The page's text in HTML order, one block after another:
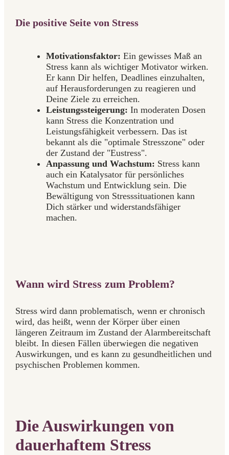
Die positive Seite von Stress
Motivationsfaktor: Ein gewisses Maß an
Stress kann als wichtiger Motivator wirken.
Er kann Dir helfen, Deadlines einzuhalten,
auf Herausforderungen zu reagieren und
Deine Ziele zu erreichen.
Leistungssteigerung: In moderaten Dosen
kann Stress die Konzentration und
Leistungsfähigkeit verbessern. Das ist
bekannt als die "optimale Stresszone" oder
der Zustand der "Eustress".
Anpassung und Wachstum: Stress kann
auch ein Katalysator für persönliches
Wachstum und Entwicklung sein. Die
Bewältigung von Stresssituationen kann
Dich stärker und widerstandsfähiger
machen.
Wann wird Stress zum Problem?
Stress wird dann problematisch, wenn er chronisch
wird, das heißt, wenn der Körper über einen
längeren Zeitraum im Zustand der Alarmbereitschaft
bleibt. In diesen Fällen überwiegen die negativen
Auswirkungen, und es kann zu gesundheitlichen und
psychischen Problemen kommen.
Die Auswirkungen von
dauerhaftem Stress